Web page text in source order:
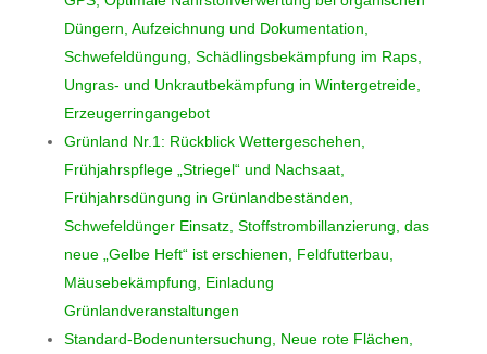
Düngern, Aufzeichnung und Dokumentation,
Schwefeldüngung, Schädlingsbekämpfung im Raps,
Ungras- und Unkrautbekämpfung in Wintergetreide,
Erzeugerringangebot
Grünland Nr.1: Rückblick Wettergeschehen,
Frühjahrspflege „Striegel“ und Nachsaat,
Frühjahrsdüngung in Grünlandbeständen,
Schwefeldünger Einsatz, Stoffstrombillanzierung, das
neue „Gelbe Heft“ ist erschienen, Feldfutterbau,
Mäusebekämpfung, Einladung
Grünlandveranstaltungen
Standard-Bodenuntersuchung, Neue rote Flächen,